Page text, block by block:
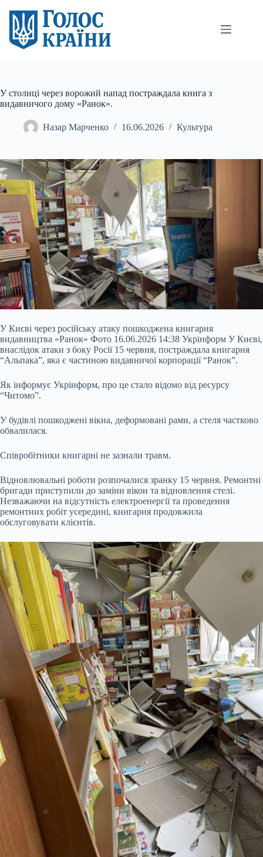
вмісту
У столиці через ворожий напад постраждала книга з
видавничого дому «Ранок».
Назар Марченко 16.06.2026 Культура
У Києві через російську атаку пошкоджена книгарня
видавництва «Ранок» Фото 16.06.2026 14:38 Укрінформ У Києві,
внаслідок атаки з боку Росії 15 червня, постраждала книгарня
“Альпака”, яка є частиною видавничої корпорації “Ранок”.
Як інформує Укрінформ, про це стало відомо від ресурсу
“Читомо”.
У будівлі пошкоджені вікна, деформовані рами, а стеля частково
обвалилася.
Співробітники книгарні не зазнали травм.
Відновлювальні роботи розпочалися зранку 15 червня. Ремонтні
бригади приступили до заміни вікон та відновлення стелі.
Незважаючи на відсутність електроенергії та проведення
ремонтних робіт усередині, книгарня продовжила
обслуговувати клієнтів.